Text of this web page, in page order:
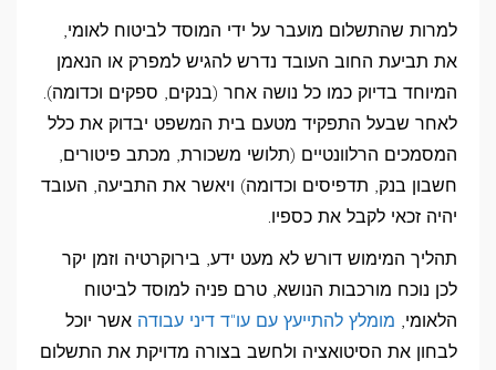
למרות שהתשלום מועבר על ידי המוסד לביטוח לאומי,
את תביעת החוב העובד נדרש להגיש למפרק או הנאמן
המיוחד בדיוק כמו כל נושה אחר (בנקים, ספקים וכדומה).
לאחר שבעל התפקיד מטעם בית המשפט יבדוק את כלל
המסמכים הרלוונטיים (תלושי משכורת, מכתב פיטורים,
חשבון בנק, תדפיסים וכדומה) ויאשר את התביעה, העובד
יהיה זכאי לקבל את כספיו.
תהליך המימוש דורש לא מעט ידע, בירוקרטיה וזמן יקר
לכן נוכח מורכבות הנושא, טרם פניה למוסד לביטוח
הלאומי, מומלץ להתייעץ עם עו"ד דיני עבודה אשר יוכל
לבחון את הסיטואציה ולחשב בצורה מדויקת את התשלום